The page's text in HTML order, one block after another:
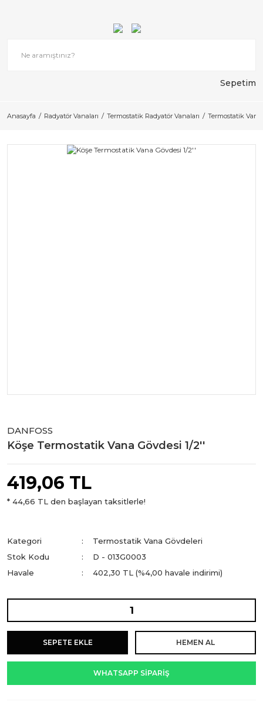
Sepetim
Anasayfa Radyatör Vanaları Termostatik Radyatör Vanaları Termostatik
DANFOSS
Köşe Termostatik Vana Gövdesi 1/2''
419,06 TL
* 44,66 TL den başlayan taksitlerle!
Kategori
Termostatik Vana Gövdeleri
Stok Kodu
D - 013G0003
Havale
402,30 TL (%4,00 havale indirimi)
SEPETE EKLE HEMEN AL
WHATSAPP SİPARİŞ